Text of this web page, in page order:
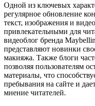
Одной из ключевых
регулярное обновление
текст, изображения и
привлекательными для
видеоблог бренда
представляют новинки
макияжа. Также блоги
позволяя пользователям
материалы, что
пребывания на сайте и
мнение читателей.